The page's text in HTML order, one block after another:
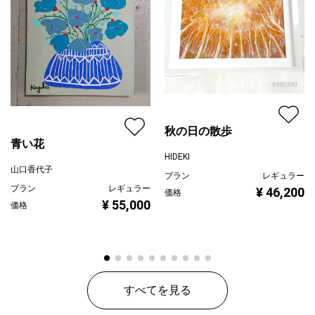
青い花
山口香代子
プラン
レギュラー
価格
¥ 55,000
秋の日の散歩
HIDEKI
プラン
レギュラー
価格
¥ 46,200
すべてを見る